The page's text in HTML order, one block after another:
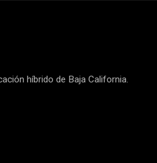
híbrido de Baja California.